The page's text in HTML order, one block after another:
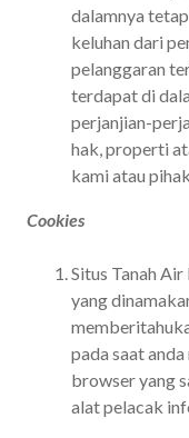
dalamnya
keluhan dari
pelanggaran
terdapat di
perjanjian-
hak, properti
kami atau
Cookies
Situs Tanah
yang
pada saat
browser yang
alat pelacak